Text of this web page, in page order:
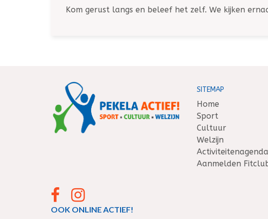
Kom gerust langs en beleef het zelf. We kijken
OOK ONLINE ACTIEF!
SITEMAP
Home
Sport
Cultuur
Welzijn
Activiteitenagenda
Aanmelden